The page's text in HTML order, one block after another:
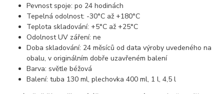
Pevnost spoje: po 24 hodinách
Tepelná odolnost: -30°C až +180°C
Teplota skladování: +5°C až +25°C
Odolnost UV záření: ne
Doba skladování: 24 měsíců od data výroby uvedeného na
obalu, v originálním dobře uzavřeném balení
Barva: světle béžová
Balení: tuba 130 ml, plechovka 400 ml, 1 l, 4,5 l